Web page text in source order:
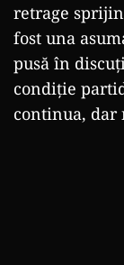
retrage
fost una
pusă în
condiție
continua,